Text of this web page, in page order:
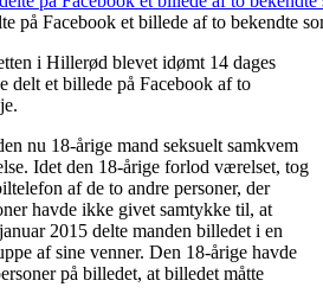
på Facebook et billede af to bekendte
i Hillerød blevet idømt 14 dages
delt et billede på Facebook af to
nu 18-årige mand seksuelt samkvem
Idet den 18-årige forlod værelset, tog
af de to andre personer, der
havde ikke givet samtykke til, at
2015 delte manden billedet i en
af sine venner. Den 18-årige havde
på billedet, at billedet måtte